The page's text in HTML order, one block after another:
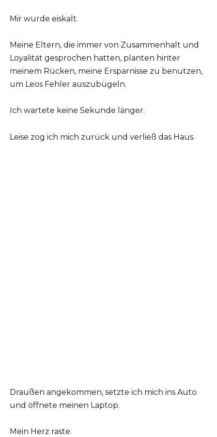
Mir wurde eiskalt.
Meine Eltern, die immer von Zusammenhalt und
Loyalität gesprochen hatten, planten hinter
meinem Rücken, meine Ersparnisse zu benutzen,
um Leos Fehler auszubügeln.
Ich wartete keine Sekunde länger.
Leise zog ich mich zurück und verließ das Haus.
Draußen angekommen, setzte ich mich ins Auto
und öffnete meinen Laptop.
Mein Herz raste.